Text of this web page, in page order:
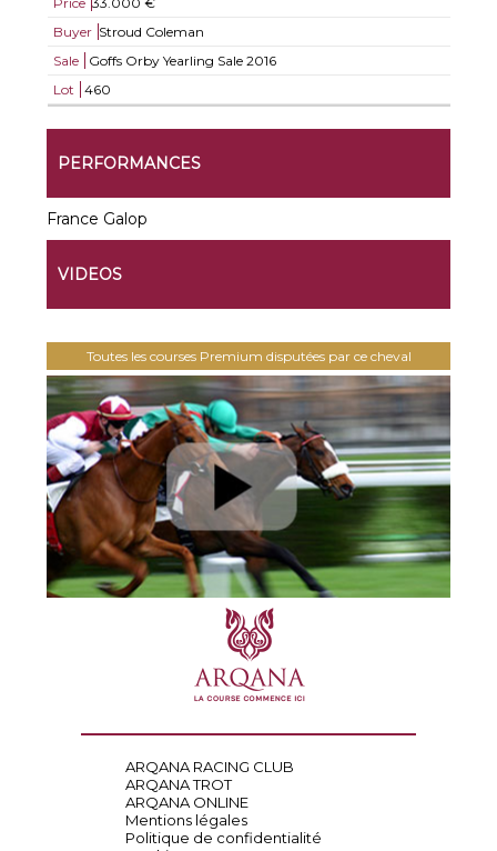
Buyer Stroud Coleman
Sale
Goffs Orby Yearling Sale 2016
Lot
460
PERFORMANCES
France Galop
VIDEOS
Toutes les courses Premium disputées par ce cheval
ARQANA RACING CLUB
ARQANA TROT
ARQANA ONLINE
Mentions légales
Politique de confidentialité